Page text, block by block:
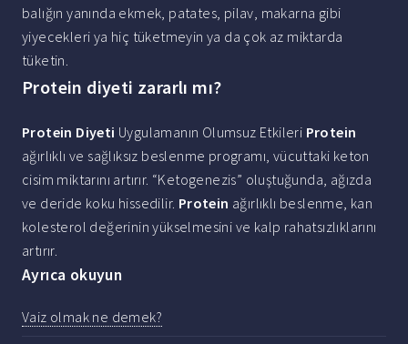
balığın yanında ekmek, patates, pilav, makarna gibi
yiyecekleri ya hiç tüketmeyin ya da çok az miktarda
tüketin.
Protein diyeti zararlı mı?
Protein Diyeti Uygulamanın Olumsuz Etkileri Protein
ağırlıklı ve sağlıksız beslenme programı, vücuttaki keton
cisim miktarını artırır. “Ketogenezis” oluştuğunda, ağızda
ve deride koku hissedilir. Protein ağırlıklı beslenme, kan
kolesterol değerinin yükselmesini ve kalp rahatsızlıklarını
artırır.
Ayrıca okuyun
Vaiz olmak ne demek?